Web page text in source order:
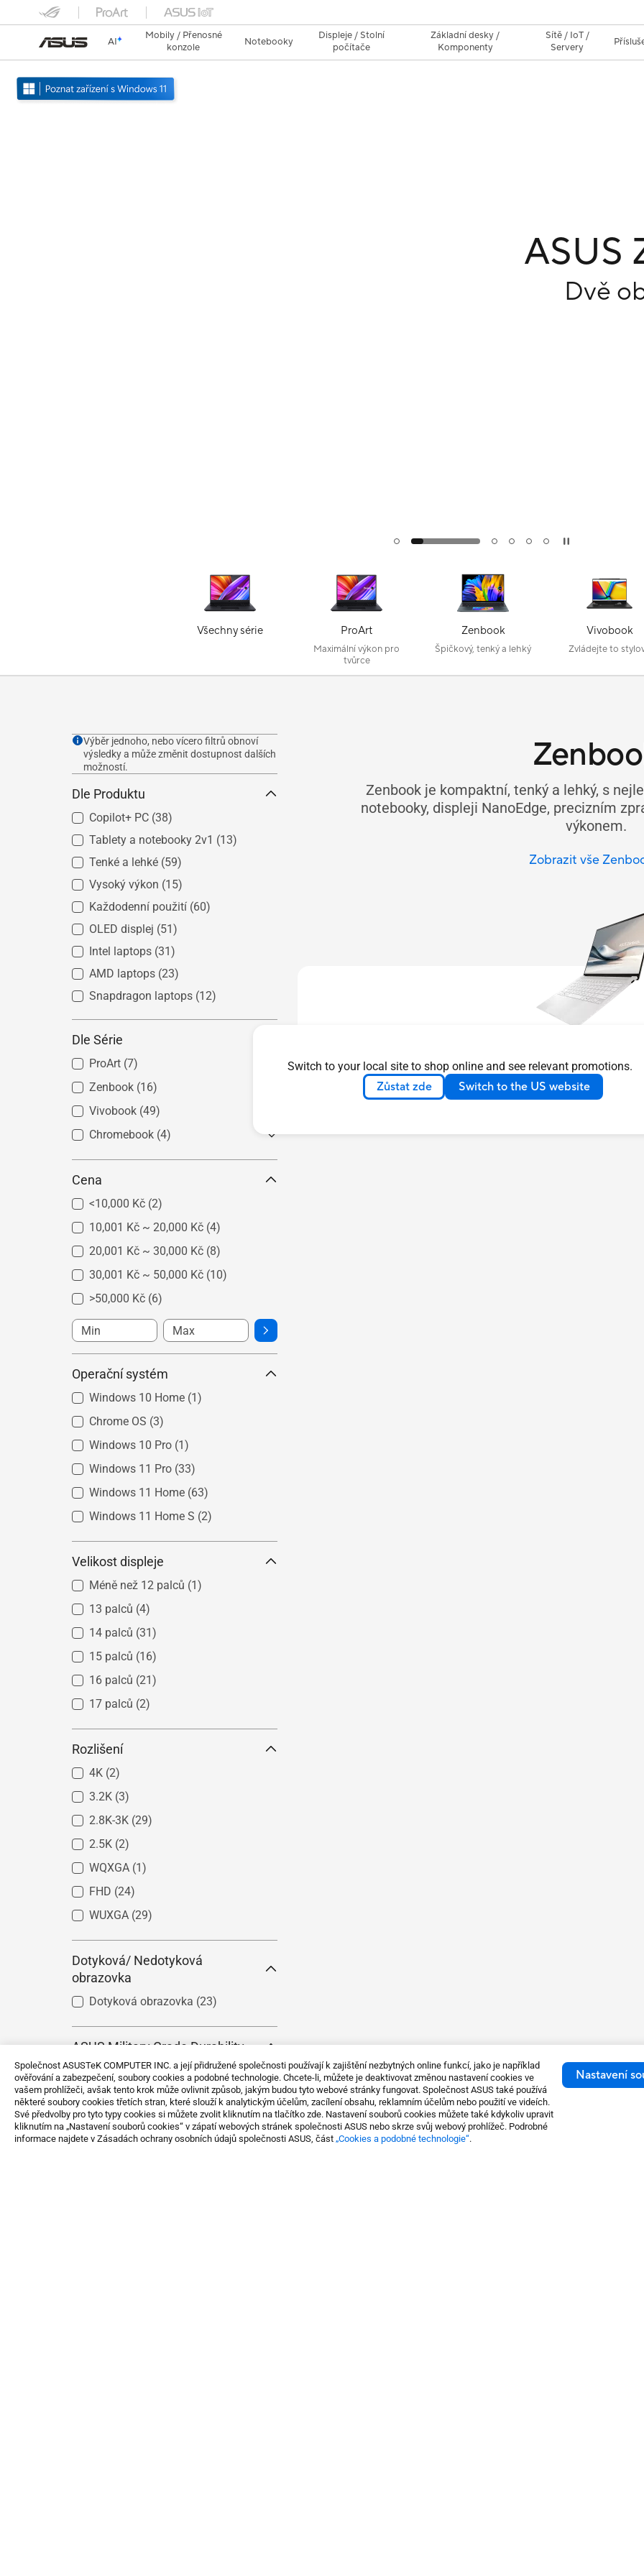
Společnost ASUSTeK COMPUTER INC. a její přidružené společnosti používají k zajištění nezbytných online funkcí, jako je například
ověřování a zabezpečení, soubory cookies a podobné technologie. Chcete-li, můžete je deaktivovat změnou nastavení cookies ve
vašem prohlížeči, avšak tento krok může ovlivnit způsob, jakým budou tyto webové stránky fungovat. Společnost ASUS také používá
některé soubory cookies třetích stran, které slouží k analytickým účelům, zacílení obsahu, reklamním účelům nebo použití ve videích.
Své předvolby pro tyto typy cookies si můžete zvolit kliknutím na tlačítko zde. Nastavení souborů cookies můžete také kdykoliv upravit
kliknutím na „Nastavení souborů cookies“ v zápatí webových stránek společnosti ASUS nebo skrze svůj webový prohlížeč. Podrobné
informace najdete v Zásadách ochrany osobních údajů společnosti ASUS, část „Cookies a podobné technologie“.
Nastavení
Switch to your local site to shop online and see relevant promotions.
Zůstat zde Switch to the US website
AI
Mobily / Přenosné
konzole
Notebooky
Displeje / Stolní
počítače
Základní desky /
Komponenty
Sítě / IoT /
Servery
ASUS
Dvě
Všechny série ProArt
Maximální výkon pro
tvůrce
Zenbook
Špičkový, tenký a lehký
Vivobook
Zvládejte to
Výběr jednoho, nebo vícero filtrů obnoví
výsledky a může změnit dostupnost dalších
možností.
Dle Produktu
Copilot+ PC (38)
Tablety a notebooky 2v1 (13)
Tenké a lehké (59)
Vysoký výkon (15)
Každodenní použití (60)
OLED displej (51)
Intel laptops (31)
AMD laptops (23)
Snapdragon laptops (12)
Dle Série
ProArt (7)
Zenbook (16)
Zenbook Pro
Zenbook S(3)
Zenbook Flip
Zenbook Duo
Zenbook A(2)
Vivobook (49)
Vivobook Pro
Vivobook S(17)
Vivobook
Vivobook Flip
Vivobook Go (5)
Chromebook (4)
Chromebook(4)
Chromebook Flip
Cena
<10,000 Kč (2)
10,001 Kč ~ 20,000 Kč (4)
20,001 Kč ~ 30,000 Kč (8)
30,001 Kč ~ 50,000 Kč (10)
>50,000 Kč (6)
Operační systém
Windows 10 Home (1)
Chrome OS (3)
Windows 10 Pro (1)
Windows 11 Pro (33)
Windows 11 Home (63)
Windows 11 Home S (2)
Velikost displeje
Méně než 12 palců (1)
13 palců (4)
14 palců (31)
15 palců (16)
16 palců (21)
17 palců (2)
Rozlišení
4K (2)
3.2K (3)
2.8K-3K (29)
2.5K (2)
WQXGA (1)
FHD (24)
WUXGA (29)
Dotyková/ Nedotyková
obrazovka
Dotyková obrazovka (23)
ASUS Military Grade Durability
US MIL-STD-810H Standard
(64)
EPEAT Verified
Zenbook je kompaktní, tenký a lehký, s
notebooky, displeji NanoEdge, precizním
výkonem.
Zobrazit vše
Design, který vás
Objevte nejzajímavější funkce